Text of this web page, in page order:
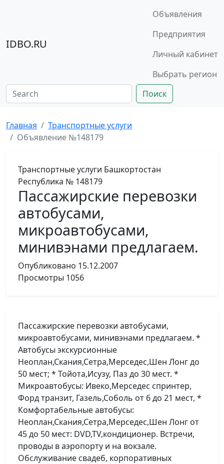
IDBO.RU
Объявления
Предприятия
Личный кабинет
Выбрать регион
Поиск
Главная
Транспортные услуги
Объявление №148179
Транспортные услуги Башкортостан
Республика № 148179
Пассажирские перевозки
автобусами,
микроавтобусами,
минивэнами предлагаем.
Опубликовано 15.12.2007
Просмотры 1056
Пассажирские перевозки автобусами,
микроавтобусами, минивэнами предлагаем. *
Автобусы экскурсионные
Неоплан,Скания,Сетра,Мерседес,Шен Лонг до
50 мест; * Тойота,Исузу, Паз до 30 мест. *
Микроавтобусы: Ивеко,Мерседес спринтер,
Форд транзит, Газель,Соболь от 6 до 21 мест, *
Комфортабельные автобусы:
Неоплан,Скания,Сетра,Мерседес,Шен Лонг от
45 до 50 мест: DVD,TV,кондиционер. Встречи,
проводы в аэропорту и на вокзале.
Обслуживание свадеб, корпоративных